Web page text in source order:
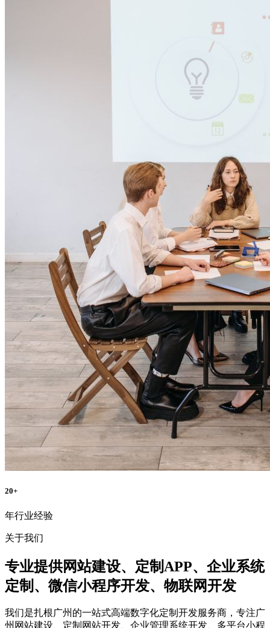
20+
年行业经验
关于我们
专业提供网站建设、定制APP、企业系统
定制、微信小程序开发、物联网开发
我们是扎根广州的一站式高端数字化定制开发服务商，专注广
州网站建设、定制网站开发、企业管理系统开发、多平台小程